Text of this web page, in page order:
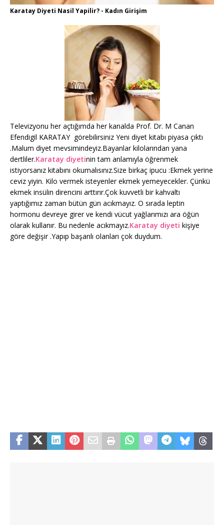
Karatay Diyeti Nasil Yapilir? - Kadın Girişim
Televizyonu her açtığımda her kanalda Prof. Dr. M Canan
Efendigil KARATAY görebilirsiniz Yeni diyet kitabı piyasa çıktı
.Malum diyet mevsimindeyiz.Bayanlar kilolarından yana
dertliler.Karatay diyetinin tam anlamıyla öğrenmek
istiyorsanız kitabını okumalısınız.Size birkaç ipucu :Ekmek yerine
ceviz yiyin. Kilo vermek isteyenler ekmek yemeyecekler. Çünkü
ekmek insülin direncini arttırır.Çok kuvvetli bir kahvaltı
yaptığımız zaman bütün gün acıkmayız. O sırada leptin
hormonu devreye girer ve kendi vücut yağlarımızı ara öğün
olarak kullanır. Bu nedenle acıkmayız.Karatay diyeti kişiye
göre değişir .Yapıp başarılı olanları çok duydum.